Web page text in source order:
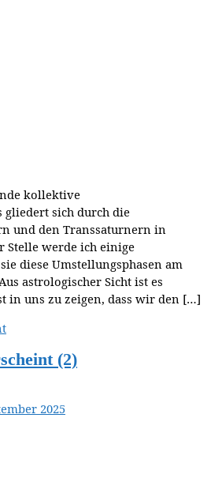
kollektive
sich durch die
und den Transsaturnern in
Stelle werde ich einige
diese Umstellungsphasen am
astrologischer Sicht ist es
in uns zu zeigen, dass wir den […]
(2)
2025